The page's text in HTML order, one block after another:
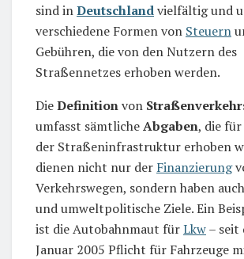
sind inDeutschlandvielfältig und
verschiedene Formen von Steuern
Gebühren, die von den Nutzern des
Straßennetzes erhoben werden.
DieDefinitionvon
umfasst sämtlicheAbgaben, die
der Straßeninfrastruktur erhoben
dienen nicht nur der Finanzierung
Verkehrswegen, sondern haben
und umweltpolitische Ziele. Ein
ist die Autobahnmaut fürLkw– seit
Januar 2005 Pflicht für Fahrzeuge